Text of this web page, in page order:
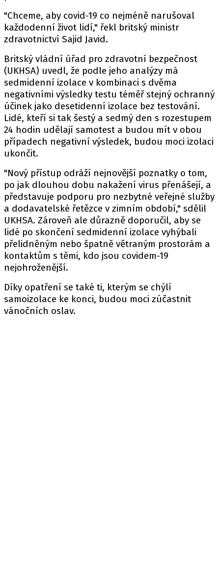
"Chceme, aby covid-19 co nejméně narušoval
každodenní život lidí," řekl britský ministr
zdravotnictví Sajid Javid.
Britský vládní úřad pro zdravotní bezpečnost
(UKHSA) uvedl, že podle jeho analýzy má
sedmidenní izolace v kombinaci s dvěma
negativními výsledky testu téměř stejný ochranný
účinek jako desetidenní izolace bez testování.
Lidé, kteří si tak šestý a sedmý den s rozestupem
24 hodin udělají samotest a budou mít v obou
případech negativní výsledek, budou moci izolaci
ukončit.
"Nový přístup odráží nejnovější poznatky o tom,
po jak dlouhou dobu nakažení virus přenášejí, a
představuje podporu pro nezbytné veřejné služby
a dodavatelské řetězce v zimním období," sdělil
UKHSA. Zároveň ale důrazně doporučil, aby se
lidé po skončení sedmidenní izolace vyhýbali
přelidněným nebo špatně větraným prostorám a
kontaktům s těmi, kdo jsou covidem-19
nejohroženější.
Díky opatření se také ti, kterým se chýlí
samoizolace ke konci, budou moci zúčastnit
vánočních oslav.